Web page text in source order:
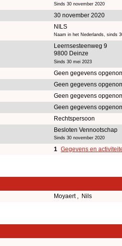
Sinds 30 november 2020
30 november 2020
NILS
Naam in het Nederlands, sinds
Leernsesteenweg 9
9800 Deinze
Sinds 30 mei 2023
Geen gegevens
Geen gegevens
Geen gegevens
Geen gegevens
Rechtspersoon
Besloten Vennootschap
Sinds 30 november 2020
1 Gegevens en
Moyaert , Nils